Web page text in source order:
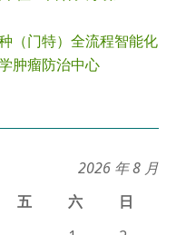
（门特）全流程智能化
肿瘤防治中心
2026 年 8 月
五 六
日